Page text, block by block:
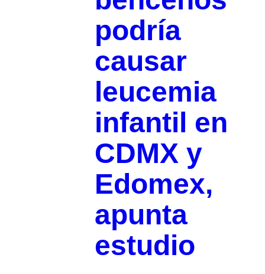
podría
causar
leucemia
infantil en
CDMX y
Edomex,
apunta
estudio